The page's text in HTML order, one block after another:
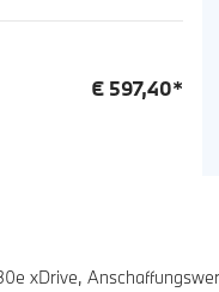
€ 597,40*
xDrive,